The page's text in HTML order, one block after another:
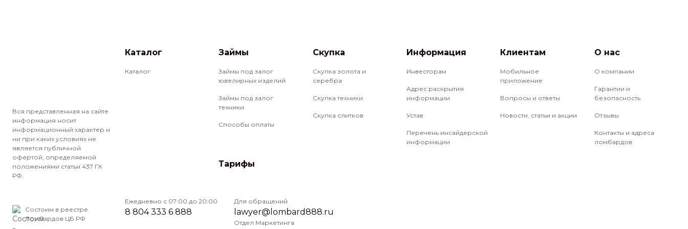
Вся представленная на сайте
информация носит
информационный характер и
ни при каких условиях не
является публичной
офертой, определяемой
положениями статьи 437 ГК
РФ.
Состоим в реестре
Ломбардов ЦБ РФ
Каталог
Каталог
Займы
Займы под залог
ювелирных изделий
Займы под залог
техники
Способы оплаты
Тарифы
Скупка
Скупка золота и
серебра
Скупка техники
Скупка слитков
Информация
Инвесторам
Адрес раскрытия
информации
Устав
Перечень инсайдерской
информации
Клиентам
Мобильное
приложение
Вопросы и ответы
Новости, статьи и акции
О нас
О компании
Гарантии и
безопасность
Отзывы
Контакты и адреса
ломбардов
Ежедневно с 07:00 до 20:00
8 804 333 6 888
Для обращений
lawyer@lombard888.ru
Отдел Маркетинга